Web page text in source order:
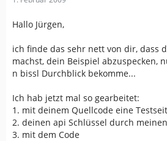
Hallo Jürgen,
ich finde das sehr nett von dir, dass
machst, dein Beispiel abzuspecken,
n bissl Durchblick bekomme...
Ich hab jetzt mal so gearbeitet:
1. mit deinem Quellcode eine
2. deinen api Schlüssel durch
3. mit dem Code